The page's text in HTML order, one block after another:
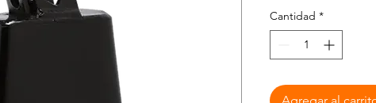
Cantidad *